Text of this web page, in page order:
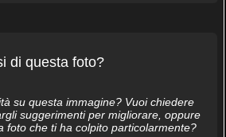
di questa foto?
su questa immagine? Vuoi chiedere
suggerimenti per migliorare, oppure
foto che ti ha colpito particolarmente?